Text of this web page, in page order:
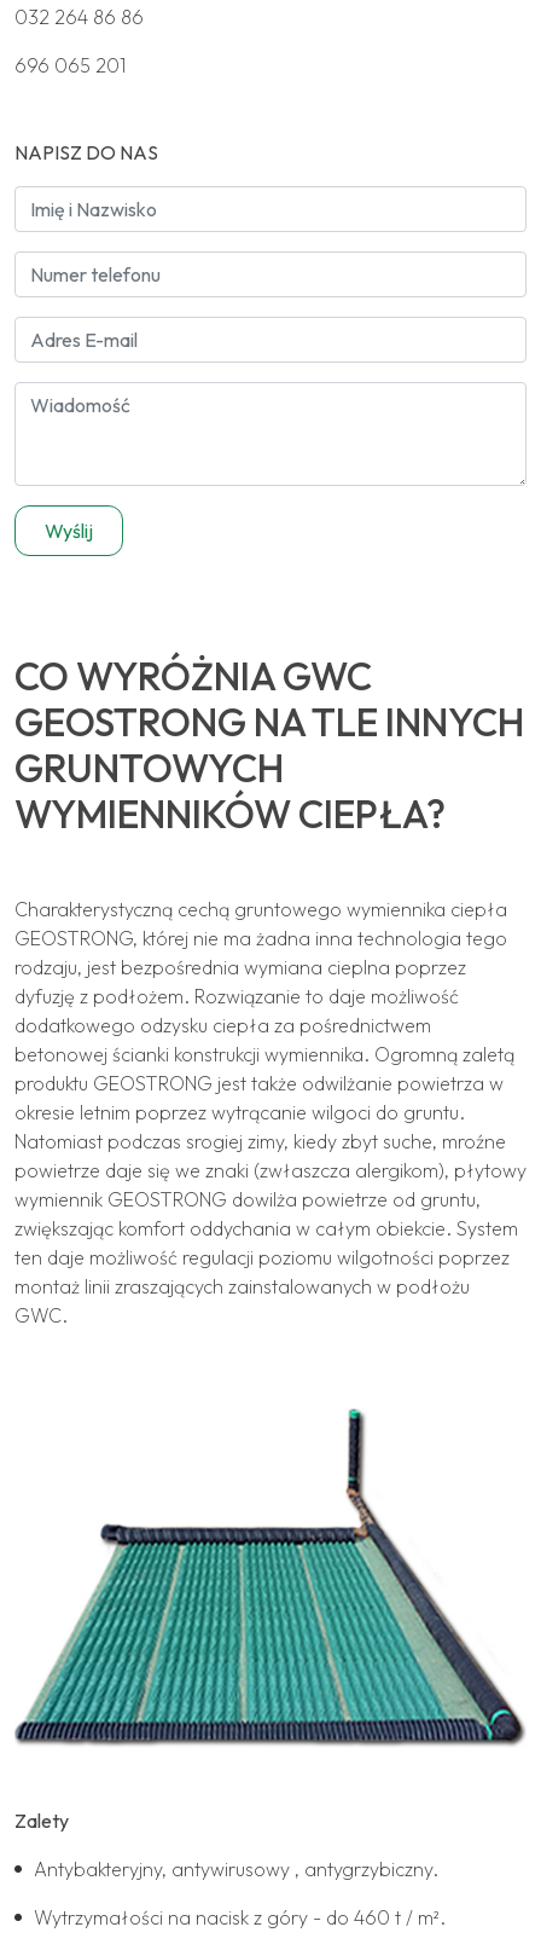
032 264 86 86
696 065 201
NAPISZ DO NAS
CO WYRÓŻNIA GWC
GEOSTRONG NA TLE INNYCH
GRUNTOWYCH
WYMIENNIKÓW CIEPŁA?
Charakterystyczną cechą gruntowego wymiennika ciepła
GEOSTRONG, której nie ma żadna inna technologia tego
rodzaju, jest bezpośrednia wymiana cieplna poprzez
dyfuzję z podłożem. Rozwiązanie to daje możliwość
dodatkowego odzysku ciepła za pośrednictwem
betonowej ścianki konstrukcji wymiennika. Ogromną zaletą
produktu GEOSTRONG jest także odwilżanie powietrza w
okresie letnim poprzez wytrącanie wilgoci do gruntu.
Natomiast podczas srogiej zimy, kiedy zbyt suche, mroźne
powietrze daje się we znaki (zwłaszcza alergikom), płytowy
wymiennik GEOSTRONG dowilża powietrze od gruntu,
zwiększając komfort oddychania w całym obiekcie. System
ten daje możliwość regulacji poziomu wilgotności poprzez
montaż linii zraszających zainstalowanych w podłożu
GWC.
Zalety
Antybakteryjny, antywirusowy , antygrzybiczny.
Wytrzymałości na nacisk z góry - do 460 t / m².